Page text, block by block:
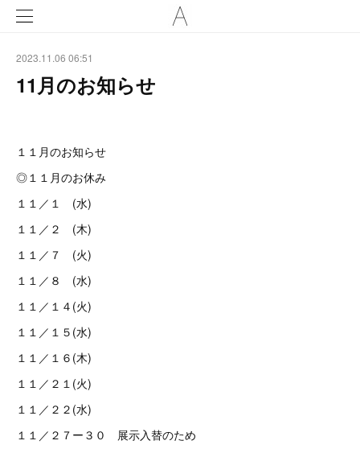
2023.11.06 06:51
11月のお知らせ
１１月のお知らせ
◎１１月のお休み
１１／１ (水)
１１／２ (木)
１１／７ (火)
１１／８ (水)
１１／１４(火)
１１／１５(水)
１１／１６(木)
１１／２１(火)
１１／２２(水)
１１／２７ー３０ 展示入替のため